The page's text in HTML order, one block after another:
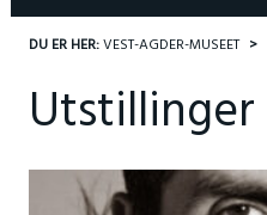
DU ER HER:VEST-AGDER-MUSEET
Utstillinger